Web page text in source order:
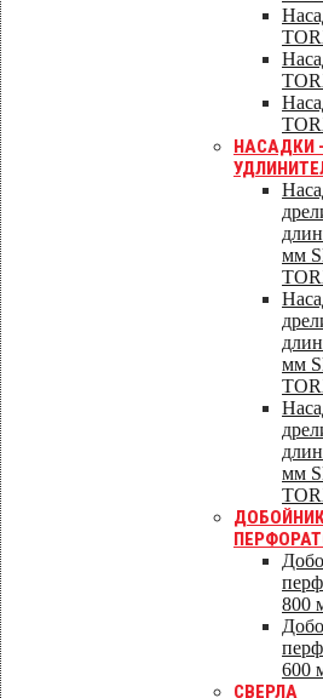
НАСАДКИ
мм
мм
мм
800
600
СВЕРЛА
Уплотнители для
12 – 100 мм светло
12 – 100 мм темно
100 – 160 мм
100 – 160 мм темно
Разъемные уплотнители
Уплотнители с круглым
Уплотнители с
40 – 50 – 60 – 70 мм
80 – 100 – 120 – 140
Специальные крепления для
Крепеж для
Croco 512 - уникальные
дюбеля для
особенностью дюбелей
адгезия к основанию
Сверла и
Скрепление для слоев
Vilpe - прочные дюбеля,
скрепления слоев
сумма слоев - 60 мм,